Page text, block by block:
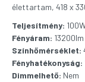
élettartam, 418 x
Teljesítmény:
Fényáram: 13200lm
Színhőmérséklet:
Fényhatékonyság:
Dimmelhető: Nem